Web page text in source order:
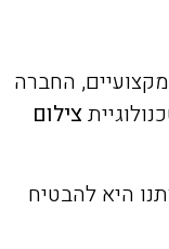
החברה
צילום
היא להבטיח